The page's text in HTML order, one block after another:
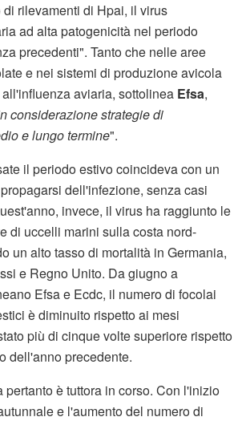
rilevamenti di Hpai, il virus
ad alta patogenicità nel periodo
precedenti". Tanto che nelle aree
e nei sistemi di produzione avicola
aviaria, sottolinea Efsa,
considerazione strategie di
e lungo termine".
il periodo estivo coincideva con un
dell'infezione, senza casi
invece, il virus ha raggiunto le
di uccelli marini sulla costa nord-
un alto tasso di mortalità in Germania,
e Regno Unito. Da giugno a
Efsa e Ecdc, il numero di focolai
è diminuito rispetto ai mesi
più di cinque volte superiore rispetto
dell'anno precedente.
pertanto è tuttora in corso. Con l'inizio
e l'aumento del numero di